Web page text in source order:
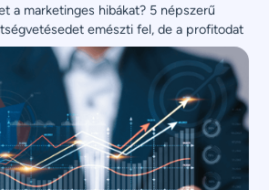
a marketinges hibákat? 5 népszerű
emészti fel, de a profitodat